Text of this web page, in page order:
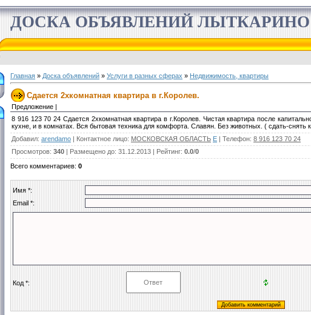
ДОСКА ОБЪЯВЛЕНИЙ
Главная » Доска объявлений » Услуги в разных сферах » Недвижимость, квартиры
Сдается 2хкомнатная квартира в г.Королев.
Предложение |
8 916 123 70 24 Сдается 2хкомнатная квартира в г.Королев. Чистая квартира после
кухне, и в комнатах. Вся бытовая техника для комфорта. Славян. Без животных. ( сдать-снять
Добавил: arendamo | Контактное лицо: МОСКОВСКАЯ ОБЛАСТЬ E | Телефон: 8 916 123 70 24
Просмотров: 340 | Размещено до: 31.12.2013 | Рейтинг: 0.0/0
Всего комментариев: 0
Имя *:
Email *:
Код *: